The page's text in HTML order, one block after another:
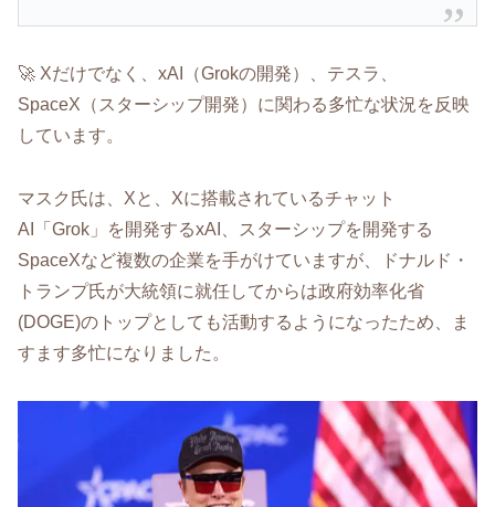
🚀 Xだけでなく、xAI（Grokの開発）、テスラ、
SpaceX（スターシップ開発）に関わる多忙な状況を反映
しています。
マスク氏は、Xと、Xに搭載されているチャット
AI「Grok」を開発するxAI、スターシップを開発する
SpaceXなど複数の企業を手がけていますが、ドナルド・
トランプ氏が大統領に就任してからは政府効率化省
(DOGE)のトップとしても活動するようになったため、ま
すます多忙になりました。